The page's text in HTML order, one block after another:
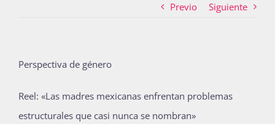
Actividades
La Boletina
Blog
Previo Siguiente
Perspectiva de género
Reel: «Las madres mexicanas enfrentan problemas
estructurales que casi nunca se nombran»